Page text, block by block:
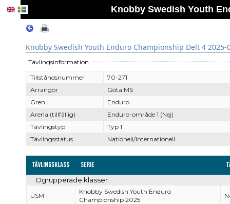
Knobby Swedish Youth
Knobby Swedish Youth Enduro Championship Delt 4 2025-
Tävlingsinformation
Tillståndsnummer
70-271
Arrangör
Göta MS
Gren
Enduro
Arena (tillfällig)
Enduro-område 1 (Nej)
Tävlingstyp
Typ 1
Tävlingsstatus
Nationell/Internationell
Tävlingsklass Serie
Ogrupperade klasser
USM 1
Knobby Swedish Youth Enduro
Championship 2025